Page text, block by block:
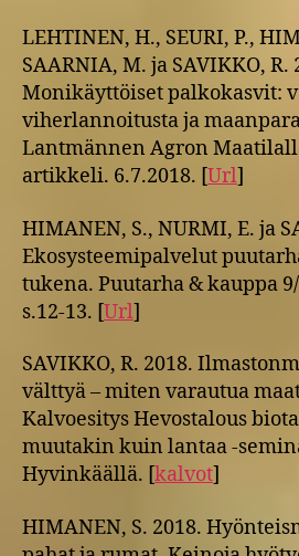
LEHTINEN, H., SEURI, P.,
SAARNIA, M. ja SAVIKKO, R.
Monikäyttöiset palkokasvit:
viherlannoitusta ja
Lantmännen Agron
artikkeli. 6.7.2018. [Url]
HIMANEN, S., NURMI, E. ja
Ekosysteemipalvelut
tukena. Puutarha & kauppa
s.12-13. [Url]
SAVIKKO, R. 2018.
välttyä – miten varautua
Kalvoesitys Hevostalous
muutakin kuin lantaa -
Hyvinkäällä. [kalvot]
HIMANEN, S. 2018.